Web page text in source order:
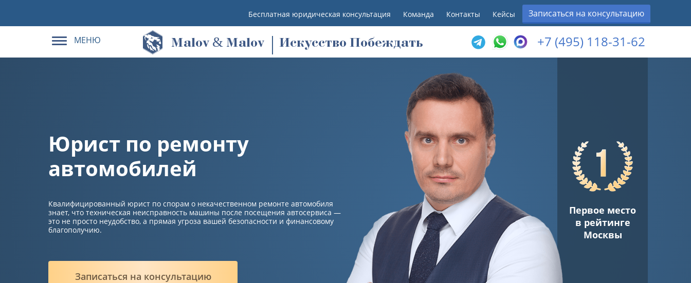
Бесплатная юридическая консультация Команда Контакты Кейсы Записаться на консультацию
МЕНЮ Malov & Malov Искусство Побеждать +7 (495) 118-31-62
Юрист по ремонту
автомобилей
Квалифицированный юрист по спорам о некачественном ремонте автомобиля
знает, что техническая неисправность машины после посещения автосервиса —
это не просто неудобство, а прямая угроза вашей безопасности и финансовому
благополучию.
Записаться на консультацию
Первое место
в рейтинге
Москвы